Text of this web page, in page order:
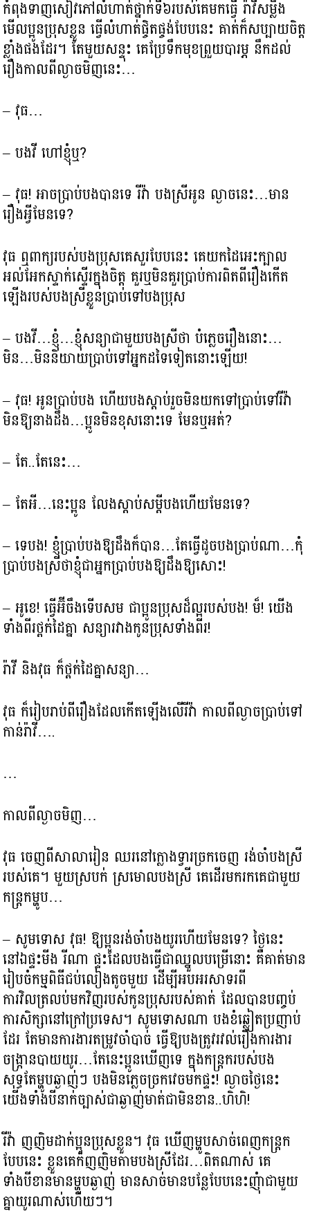
កំពុងទាញសៀវភៅលំហាត់ថ្នាក់ទី៦របស់គេមកធ្វើ រ៉ាវីសម្លឹង
មើលប្អូនប្រុសខ្លួន ធ្វើលំហាត់ផ្ចិតផ្ចង់បែបនេះ គាត់ក៏សប្បាយចិត្ត
ខ្លាំងផងដែរ។ តែមួយសន្ទុះ គេប្រែទឹកមុខព្រួយបារម្ភ នឹកដល់
រឿងកាលពីល្ងាចមិញនេះ…
– វុធ…
– បងវី ហៅខ្ញុំឬ?
– វុធ! អាចប្រាប់បងបានទេ រីវ៉ា បងស្រីអូន ល្ងាចនេះ…មាន
រឿងអ្វីមែនទេ?
វុធ ឮពាក្យរបស់បងប្រុសគេសួរបែបនេះ គេយកដៃអេះក្បាល
អល់អែកស្ទាក់ស្ទើរក្នុងចិត្ត គួរឬមិនគួរប្រាប់ការពិតពីរឿងកើត
ឡើងរបស់បងស្រីខ្លួនប្រាប់ទៅបងប្រុស
– បងវី…ខ្ញុំ…ខ្ញុំសន្យាជាមួយបងស្រីថា​ បំភ្លេចរឿងនោះ…
មិន…មិននិយាយប្រាប់ទៅអ្នកដទៃទៀតនោះឡើយ!
– វុធ! អូនប្រាប់បង ហើយបងស្ដាប់រួចមិនយកទៅប្រាប់ទៅរីវ៉ា
មិនឱ្យនាងដឹង…ប្អូនមិនខុសនោះទេ មែនឬអត់?
– តែ..តែនេះ…
– តែអី…នេះប្អូន លែងស្ដាប់សម្ដីបងហើយមែនទេ?
– ទេបង! ខ្ញុំប្រាប់បងឱ្យដឹងក៏បាន…តែធ្វើដូចបងប្រាប់ណា…កុំ
ប្រាប់បងស្រីថាខ្ញុំជាអ្នកប្រាប់បងឱ្យដឹងឱ្យសោះ!
– អូខេ! ធ្វើអ៊ីចឹងទើបសម ជាប្អូនប្រុសដ៏ល្អរបស់បង! ម៏! យើង
ទាំងពីរថ្ពក់ដៃគ្នា សន្យារវាងកូនប្រុសទាំងពីរ!
រ៉ាវី និងវុធ ក៏ថ្ពក់ដៃគ្នាសន្យា…
វុធ ក៏រៀបរាប់ពីរឿងដែលកើតឡើងលើរីវ៉ា កាលពីល្ងាចប្រាប់ទៅ
កាន់រ៉ាវី….
…
កាលពីល្ងាចមិញ…
វុធ ចេញពីសាលារៀន ឈរនៅក្លោងទ្វារច្រកចេញ រង់ចាំបងស្រី
របស់គេ។ មួយស្របក់ ស្រមោលបងស្រី គេដើរមករកគេជាមួយ
កន្ដ្រកម្ហូប…
– សូមទោស វុធ! ឱ្យប្អូនរង់ចាំបងយូរហើយមែនទេ? ថ្ងៃនេះ
នៅឯផ្ទះមីង រីណា ផ្ទះដែលបងធ្វើជាឈ្នួលបម្រើនោះ គឺគាត់មាន
រៀបចំកម្មពិធីជប់លៀងតូចមួយ ដើម្បីអបអរសាទរពី
ការវិលត្រលប់មកវិញរបស់កូនប្រុសរបស់គាត់ ដែលបានបញ្ចប់
ការសិក្សានៅក្រៅប្រទេស។ សូមទោសណា បងខំឆ្លៀតប្រញាប់
ដែរ តែមានការងារតម្រូវចាំបាច់ ធ្វើឱ្យបងត្រូវរវល់រឿងការងារ
ចង្រ្កានបាយយូរ…តែនេះប្អូនឃើញទេ ក្នុងកន្ត្រករបស់បង
សុទ្ធតែម្ហូបឆ្ងាញ់ៗ បងមិនភ្លេចច្រកវេចមកផ្ទះ! ល្ងាចថ្ងៃនេះ
យើងទាំងបីនាក់ច្បាស់ជាឆ្ងាញ់មាត់ជាមិនខាន..ហិហិ!​
រីវ៉ា ញញិមដាក់ប្អូនប្រុសខ្លួន។ វុធ ឃើញម្ហូបសាច់ពេញកន្ត្រក
បែបនេះ ខ្លួនគេក៏ញញិមតាមបងស្រីដែរ…ពិតណាស់ គេ
ទាំងបីខានមានម្ហូបឆ្ងាញ់ មានសាច់មានបន្លែបែបនេះញុំាជាមួយ
គ្នាយូរណាស់ហើយៗ។